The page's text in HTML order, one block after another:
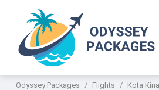
Odyssey Packages Flights Kota